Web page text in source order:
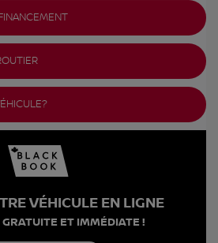
VÉHICULE EN LIGNE
ET IMMÉDIATE !